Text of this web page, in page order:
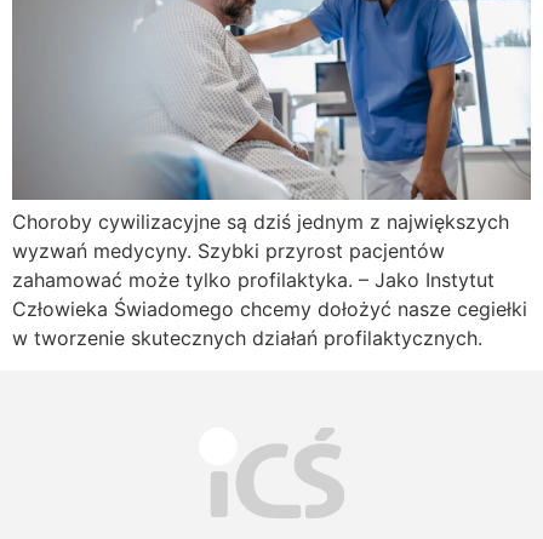
Choroby cywilizacyjne są dziś jednym z największych
wyzwań medycyny. Szybki przyrost pacjentów
zahamować może tylko profilaktyka. – Jako Instytut
Człowieka Świadomego chcemy dołożyć nasze cegiełki
w tworzenie skutecznych działań profilaktycznych.